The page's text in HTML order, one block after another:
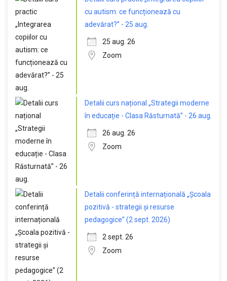
cu autism: ce funcționează cu
adevărat?” - 25 aug.
25 aug. 26
Zoom
Detalii curs național „Strategii moderne
în educație - Clasa Răsturnată” - 26 aug.
26 aug. 26
Zoom
Detalii conferință internațională „Școala
pozitivă - strategii și resurse
pedagogice” (2 sept. 2026)
2 sept. 26
Zoom